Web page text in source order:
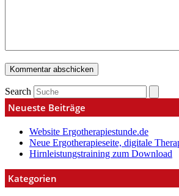
Search
Neueste Beiträge
Website Ergotherapiestunde.de
Neue Ergotherapieseite, digitale
Hirnleistungstraining zum Download
Kategorien